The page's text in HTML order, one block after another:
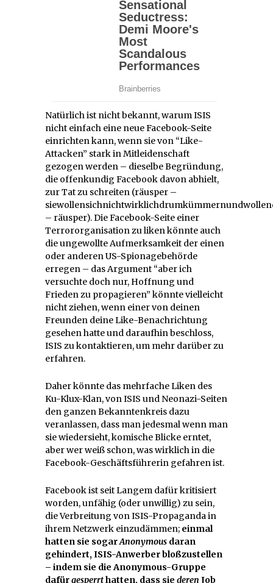
Natürlich ist nicht bekannt, warum ISIS
nicht einfach eine neue Facebook-Seite
einrichten kann, wenn sie von “Like-
Attacken” stark in Mitleidenschaft
gezogen werden – dieselbe Begründung,
die offenkundig Facebook davon abhielt,
zur Tat zu schreiten (räusper –
– räusper). Die Facebook-Seite einer
Terrororganisation zu liken könnte auch
die ungewollte Aufmerksamkeit der einen
oder anderen US-Spionagebehörde
erregen – das Argument “aber ich
versuchte doch nur, Hoffnung und
Frieden zu propagieren” könnte vielleicht
nicht ziehen, wenn einer von deinen
Freunden deine Like-Benachrichtung
gesehen hatte und daraufhin beschloss,
ISIS zu kontaktieren, um mehr darüber zu
erfahren.
Daher könnte das mehrfache Liken des
Ku-Klux-Klan, von ISIS und Neonazi-Seiten
den ganzen Bekanntenkreis dazu
veranlassen, dass man jedesmal wenn man
sie wiedersieht, komische Blicke erntet,
aber wer weiß schon, was wirklich in die
Facebook-Geschäftsführerin gefahren ist.
Facebook ist seit Langem dafür kritisiert
worden, unfähig (oder unwillig) zu sein,
die Verbreitung von ISIS-Propaganda in
ihrem Netzwerk einzudämmen; einmal
hatten sie sogarAnonymous daran
gehindert, ISIS-Anwerber bloßzustellen
– indem sie die Anonymous-Gruppe
dafürgesperrthatten, dass sie deren Job